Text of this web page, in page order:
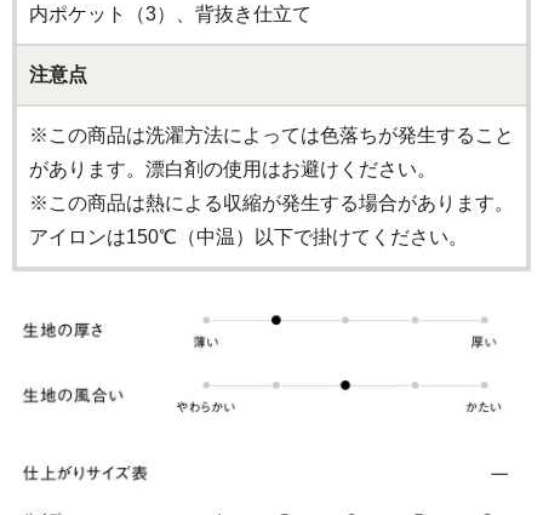
内ポケット（3）、背抜き仕立て
注意点
※この商品は洗濯方法によっては色落ちが発生すること
があります。漂白剤の使用はお避けください。
※この商品は熱による収縮が発生する場合があります。
アイロンは150℃（中温）以下で掛けてください。